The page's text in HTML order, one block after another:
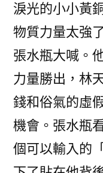
淚光的小小黃
物質力量太強
張水瓶大喊。
力量勝出，林
錢和俗氣的虛
機會。張水瓶
個可以輸入的